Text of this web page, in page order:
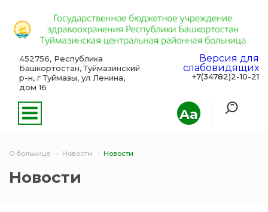
Aa
452756, Республика
Башкортостан, Туймазинский
р-н, г Туймазы, ул Ленина,
дом 16
Версия для
слабовидящих
+7(34782)2-10-21
О больнице Новости Новости
Новости